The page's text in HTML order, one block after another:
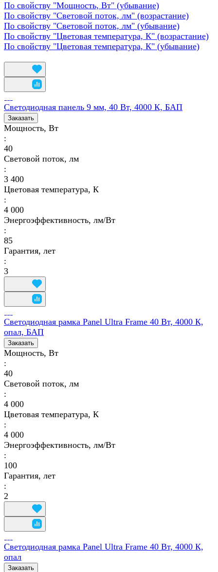
По свойству "Мощность, Вт" (убывание)
По свойству "Световой поток, лм" (возрастание)
По свойству "Световой поток, лм" (убывание)
По свойству "Цветовая температура, К" (возрастание)
По свойству "Цветовая температура, К" (убывание)
Светодиодная панель 9 мм, 40 Вт, 4000 К, БАП
Заказать
Мощность, Вт
:
40
Световой поток, лм
:
3 400
Цветовая температура, К
:
4 000
Энергоэффективность, лм/Вт
:
85
Гарантия, лет
:
3
Светодиодная рамка Panel Ultra Frame 40 Вт, 4000 К,
опал, БАП
Заказать
Мощность, Вт
:
40
Световой поток, лм
:
4 000
Цветовая температура, К
:
4 000
Энергоэффективность, лм/Вт
:
100
Гарантия, лет
:
2
Светодиодная рамка Panel Ultra Frame 40 Вт, 4000 К,
опал
Заказать